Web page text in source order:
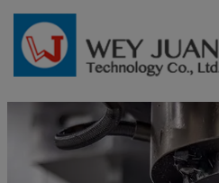
Panel zarządzania plikami cookies